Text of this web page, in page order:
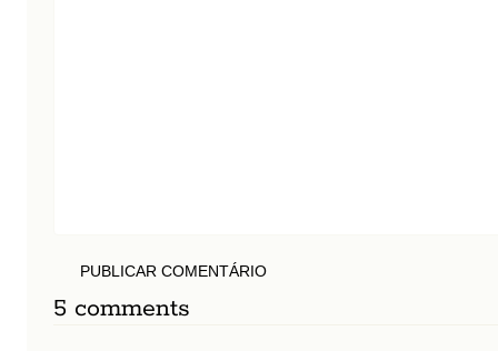
PUBLICAR COMENTÁRIO
5 comments